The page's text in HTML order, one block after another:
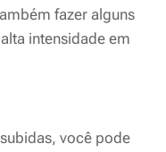
fazer alguns
intensidade em
você pode